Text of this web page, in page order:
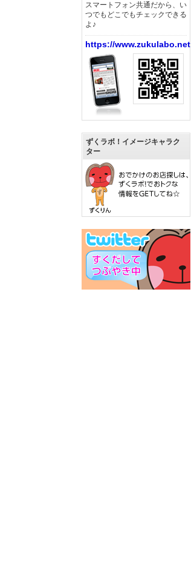
スマートフォン共通だから、い
つでもどこでもチェックできる
よ♪
https://www.zukulabo.net/
ずくラボ！イメージキャラク
ター